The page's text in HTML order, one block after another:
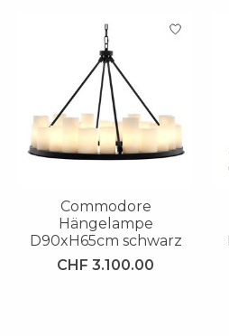
Produkt-Karussell-Artikel
Commodore
Hängelampe
D90xH65cm schwarz
CHF 3.100.00